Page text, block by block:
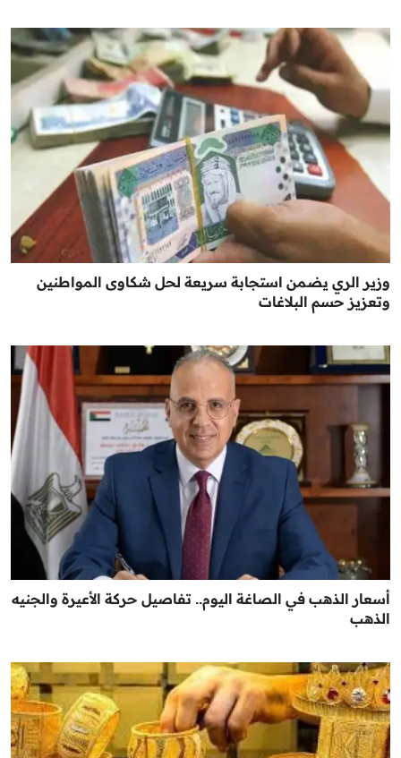
وزير الري يضمن استجابة سريعة لحل شكاوى المواطنين
وتعزيز حسم البلاغات
أسعار الذهب في الصاغة اليوم.. تفاصيل حركة الأعيرة والجنيه
الذهب